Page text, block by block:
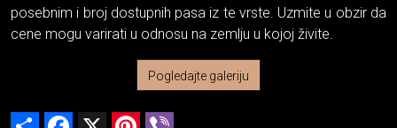
posebnim i broj dostupnih pasa iz te vrste. Uzmite u obzir da
cene mogu varirati u odnosu na zemlju u kojoj živite.
Pogledajte galeriju
Share Facebook Pinterest